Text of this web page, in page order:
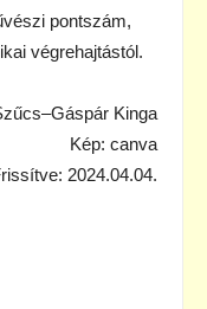
pontszám,
végrehajtástól.
Kinga
Kép: canva
2024.04.04.